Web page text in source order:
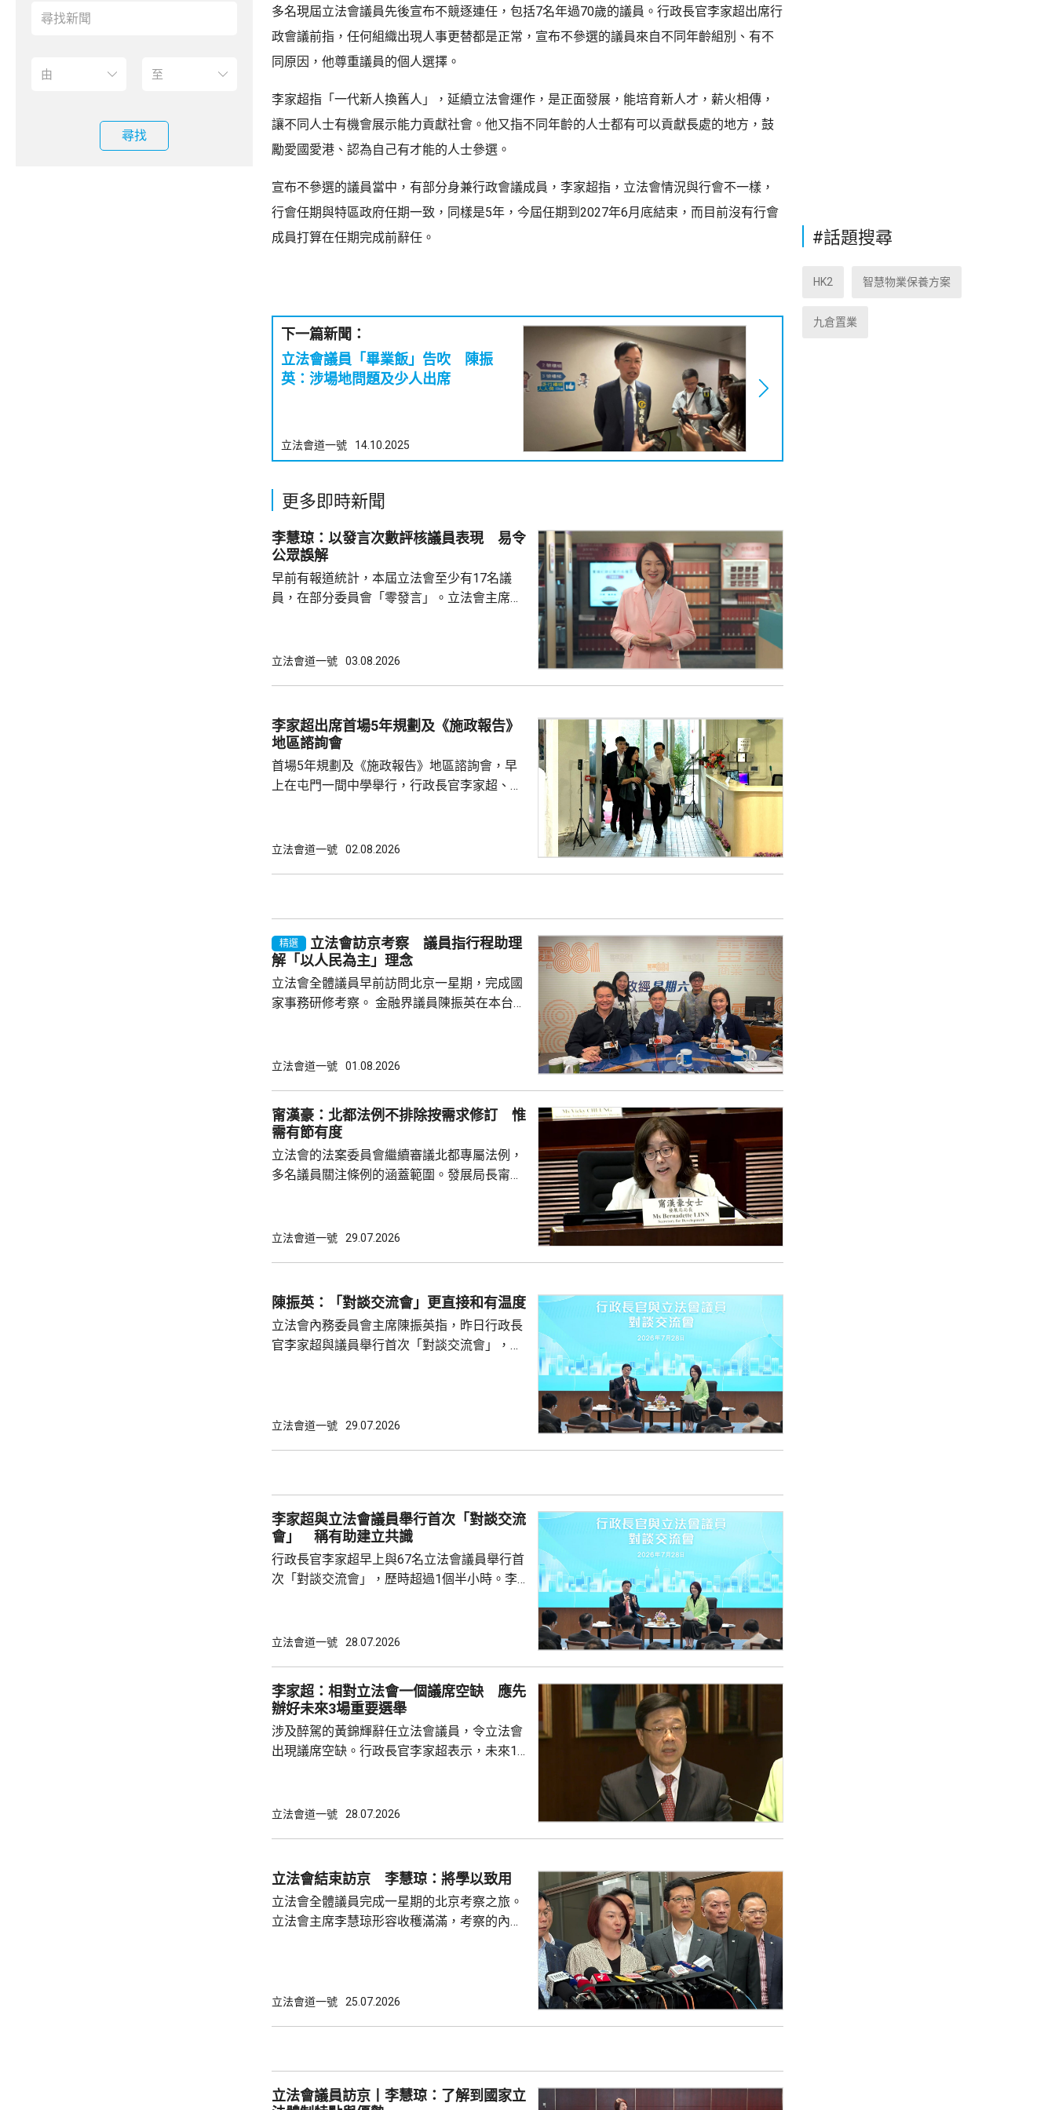
尋找
多名現屆立法會議員先後宣布不競逐連任，包括7名年過70歲的議員。行政長官李家超出席行
政會議前指，任何組織出現人事更替都是正常，宣布不參選的議員來自不同年齡組別、有不
同原因，他尊重議員的個人選擇。
李家超指「一代新人換舊人」，延續立法會運作，是正面發展，能培育新人才，薪火相傳，
讓不同人士有機會展示能力貢獻社會。他又指不同年齡的人士都有可以貢獻長處的地方，鼓
勵愛國愛港、認為自己有才能的人士參選。
宣布不參選的議員當中，有部分身兼行政會議成員，李家超指，立法會情況與行會不一樣，
行會任期與特區政府任期一致，同樣是5年，今屆任期到2027年6月底結束，而目前沒有行會
成員打算在任期完成前辭任。
下一篇新聞：
立法會議員「畢業飯」告吹 陳振
英：涉場地問題及少人出席
立法會道一號 14.10.2025
更多即時新聞
李慧琼：以發言次數評核議員表現 易令
公眾誤解
早前有報道統計，本屆立法會至少有17名議
員，在部分委員會「零發言」。立法會主席李
現的重要指標，會令公眾誤解部分議員表現。
寡基於不同考量，將每名議員視為獨立「發言
個體」統計，容易忽略立法會內部政黨分工，
時...
立法會道一號 03.08.2026
李家超出席首場5年規劃及《施政報告》
地區諮詢會
首場5年規劃及《施政報告》地區諮詢會，早
上在屯門一間中學舉行，行政長官李家超、全
有意義，五年規劃是香港發展藍圖，提供方向
官每年需要匯報如何落實五年規劃，並按每年
實際情況，提出施政重點。 李家超又...
立法會道一號 02.08.2026
精選
立法會訪京考察 議員指行程助理
解「以人民為主」理念
立法會全體議員早前訪問北京一星期，完成國
家事務研修考察。 金融界議員陳振英在本台節
能力。陳振英又指，考察期間更深入了解國家
騙意識、推廣普惠金融，探討改善支付平台。
了解國家超前部署 考察市民熱線中心等 民建
聯議員周浩鼎指，考察期間進...
立法會道一號 01.08.2026
甯漢豪：北都法例不排除按需求修訂 惟
需有節有度
立法會的法案委員會繼續審議北都專屬法例，
多名議員關注條例的涵蓋範圍。發展局長甯漢
新範疇需在條例涵蓋。她表示，明白隨著發展
蓋為北都招商引資提供的稅務便利；選委界陳
紹雄亦關注會否因應北都工程增加，提供更具
彈性的輸入勞工安排。甯漢豪指，立法...
立法會道一號 29.07.2026
陳振英：「對談交流會」更直接和有温度
立法會內務委員會主席陳振英指，昨日行政長
官李家超與議員舉行首次「對談交流會」，環
答，形容像「爐邊談話」，有溫度和直接。 陳
立法會道一號 29.07.2026
李家超與立法會議員舉行首次「對談交流
會」 稱有助建立共識
行政長官李家超早上與67名立法會議員舉行首
次「對談交流會」，歷時超過1個半小時。李
超指出，交流會是為增進行政立法之間的理
伙伴，相信透過交流會可連接不同角度，令大
家換位思考，雙方既制衡、又配合。李家超又
形容，會上他和議員就好像同一隊「香...
立法會道一號 28.07.2026
李家超：相對立法會一個議席空缺 應先
辦好未來3場重要選舉
涉及醉駕的黃錦輝辭任立法會議員，令立法會
出現議席空缺。行政長官李家超表示，未來18
舉，及明年底的區議會選舉，認為考慮人力資
舉。 立法會主席李慧琼就指，理解和尊重行政
長官及選管會的評估，又指雖然立法會目前只
有89名議員，但每名議員都明白要多...
立法會道一號 28.07.2026
立法會結束訪京 李慧琼：將學以致用
立法會全體議員完成一星期的北京考察之旅。
立法會主席李慧琼形容收穫滿滿，考察的內容
政長官和特區政府依法施政，提升治理效能。
立法會道一號 25.07.2026
立法會議員訪京丨李慧琼：了解到國家立
#話題搜尋
HK2 智慧物業保養方案
九倉置業